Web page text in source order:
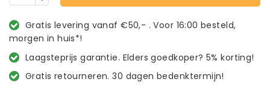
Gratis levering vanaf €50,- . Voor 16:00 besteld,
morgen in huis*!
Laagsteprijs garantie. Elders goedkoper? 5% korting!
Gratis retourneren. 30 dagen bedenktermijn!